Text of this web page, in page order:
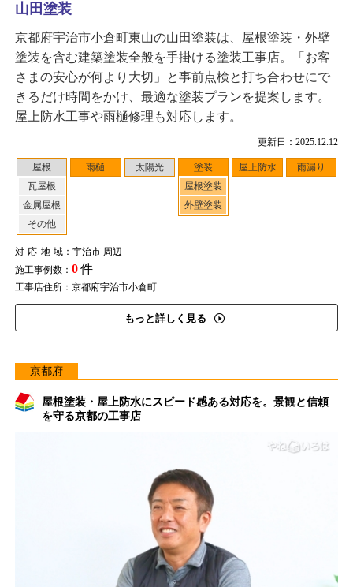
更新日：2025.12.12
屋根
瓦屋根
金属屋根
その他
雨樋 太陽光
塗装
屋根塗装
外壁塗装
屋上防水 雨漏り
対応地域：宇治市 周辺
施工事例数： 0件
工事店住所：京都府宇治市小倉町
もっと詳しく見る
山田塗装
京都府宇治市小倉町東山の山田塗装は、屋根塗装・外壁
塗装を含む建築塗装全般を手掛ける塗装工事店。「お客
さまの安心が何より大切」と事前点検と打ち合わせにで
きるだけ時間をかけ、最適な塗装プランを提案します。
屋上防水工事や雨樋修理も対応します。
京都府
屋根塗装・屋上防水にスピード感ある対応を。景観と信頼
を守る京都の工事店